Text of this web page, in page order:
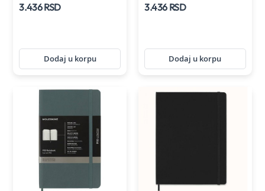
3.436 RSD
Dodaj u korpu
3.436 RSD
Dodaj u korpu